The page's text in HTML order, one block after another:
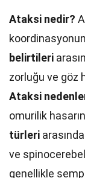
Ataksi nedir?
belirtileri
zorluğu ve göz
Ataksi
omurilik
türleri
ve
genellikle